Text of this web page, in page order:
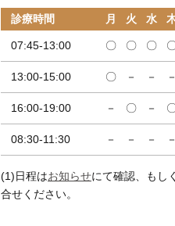
診療時間 月 火 水
07:45-13:00 〇 〇 〇
13:00-15:00 〇 － － －
16:00-19:00 － 〇 －
08:30-11:30 － － － －
(1)日程はお知らせにて確認、もし
合せください。